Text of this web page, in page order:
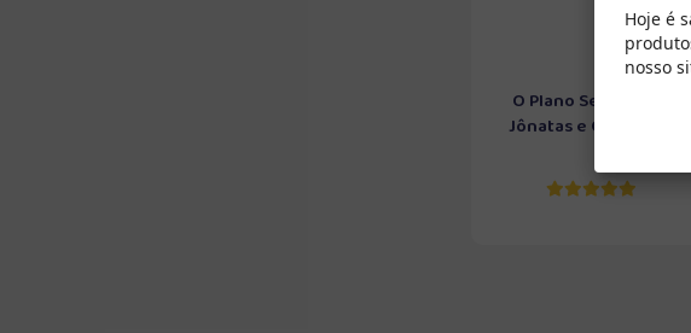
O Plano Secreto de
Jônatas e Outras H...
Hoje é
nosso